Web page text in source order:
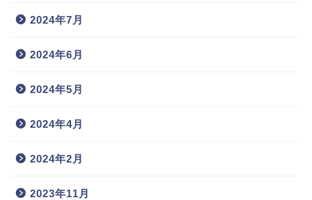
2024年7月
2024年6月
2024年5月
2024年4月
2024年2月
2023年11月